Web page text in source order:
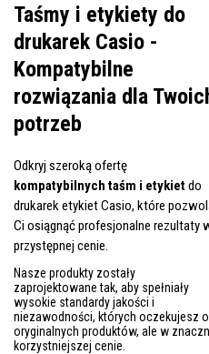
Taśmy i etykiety do
drukarek Casio -
Kompatybilne
rozwiązania dla
potrzeb
Odkryj szeroką ofertę
kompatybilnych taśm i etykietdo
drukarek etykiet Casio, które
Ci osiągnąć profesjonalne rezultaty
przystępnej cenie.
Nasze produkty zostały
zaprojektowane tak, aby spełniały
wysokie standardy jakości i
niezawodności, których oczekujesz
oryginalnych produktów, ale w
korzystniejszej cenie.